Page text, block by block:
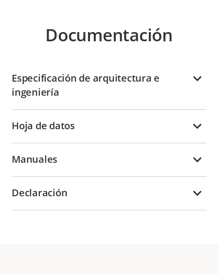
Documentación
Especificación de arquitectura e
ingeniería
Hoja de datos
Manuales
Declaración